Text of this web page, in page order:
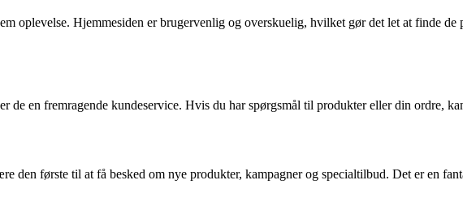
oplevelse. Hjemmesiden er brugervenlig og overskuelig, hvilket gør det let at finde
de en fremragende kundeservice. Hvis du har spørgsmål til produkter eller din ordre,
den første til at få besked om nye produkter, kampagner og specialtilbud. Det er en